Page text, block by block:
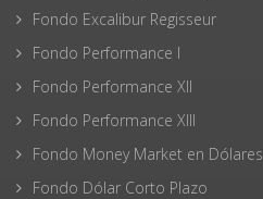
Fondo Excalibur Regisseur
Fondo Performance I
Fondo Performance XII
Fondo Performance XIII
Fondo Money Market en Dólares
Fondo Dólar Corto Plazo